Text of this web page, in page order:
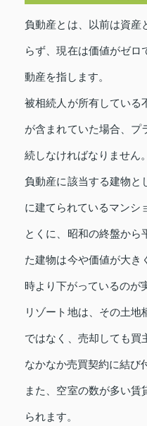
負動産とは、以前は資産
らず、現在は価値がゼロ
動産を指します。
被相続人が所有している
が含まれていた場合、プ
続しなければなりません。
負動産に該当する建物と
に建てられているマンシ
とくに、昭和の終盤から
た建物は今や価値が大き
時より下がっているのが
リゾート地は、その土
ではなく、売却しても買
なかなか売買契約に結び
また、空室の数が多い
られます。